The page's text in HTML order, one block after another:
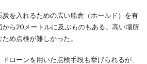
を入れるための広い船倉（ホールド）を有
から20メートルに及ぶものもある。高い場所
め点検が難しかった。
ローンを用いた点検手段も挙げられるが、